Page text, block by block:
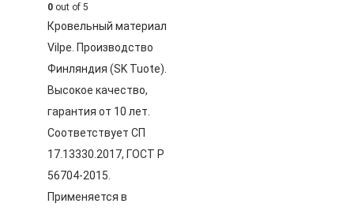
0 out of 5
Кровельный материал
Vilpe. Производство
Финляндия (SK Tuote).
Высокое качество,
гарантия от 10 лет.
Соответствует СП
17.13330.2017, ГОСТ Р
56704-2015.
Применяется в